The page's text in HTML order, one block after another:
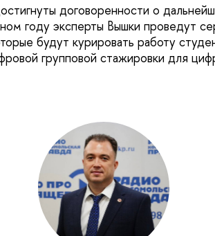
договоренности о
году эксперты Вышки проведут
будут курировать работу
групповой стажировки для